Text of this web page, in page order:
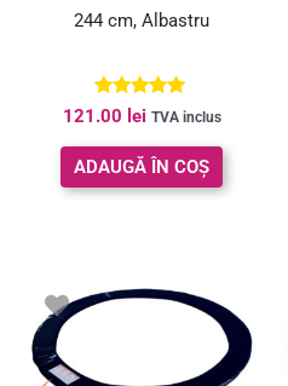
244 cm, Albastru
Evaluat la
4.82
din 5
121.00 lei TVA inclus
ADAUGĂ ÎN COȘ